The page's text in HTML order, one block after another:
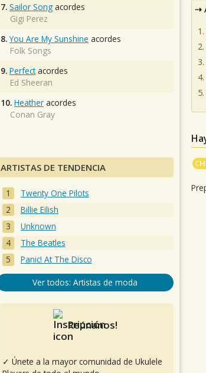
7. Sailor Song acordes
Gigi Perez
8. You Are My Sunshine acordes
Folk Songs
9. Perfectacordes
Ed Sheeran
10. Heather acordes
Conan Gray
ARTISTAS DE TENDENCIA
Twenty One Pilots
Billie Eilish
Unknown
The Beatles
Panic! At The Disco
Ver todos: Artistas de moda
Reúnanos!
✓ Únete a la mayor comunidad de Ukulele